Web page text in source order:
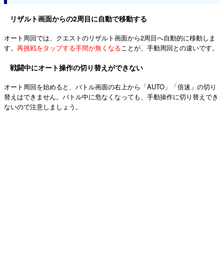
リザルト画面からの2周目に自動で移動する
オート周回では、クエストのリザルト画面から2周目へ自動的に移動しま
す。 再挑戦をタップする手間が無くなることが、手動周回との違いです。
戦闘中にオート操作の切り替えができない
オート周回を始めると、バトル画面の右上から「AUTO」「倍速」の切り
替えはできません。バトル中に危なくなっても、手動操作に切り替えでき
ないので注意しましょう。